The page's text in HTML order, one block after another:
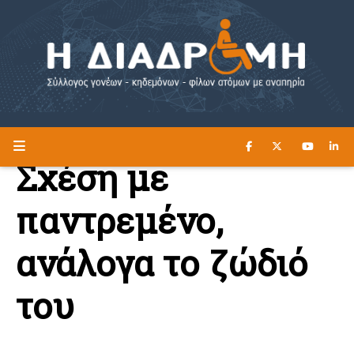
Η ΔΙΑΔΡΟΜΗ ΔΙΑΒΑΣΤΕ ΕΔΩ ►
Σχέση με
παντρεμένο,
ανάλογα το ζώδιό
του